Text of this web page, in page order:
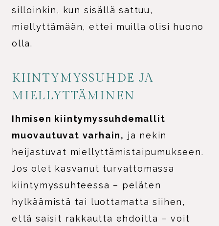
silloinkin, kun sisällä sattuu,
miellyttämään, ettei muilla olisi huono
olla.
KIINTYMYSSUHDE JA
MIELLYTTÄMINEN
Ihmisen kiintymyssuhdemallit
muovautuvat varhain, ja nekin
heijastuvat miellyttämistaipumukseen.
Jos olet kasvanut turvattomassa
kiintymyssuhteessa – peläten
hylkäämistä tai luottamatta siihen,
että saisit rakkautta ehdoitta – voit